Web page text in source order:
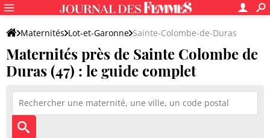
Maternités Lot-et-Garonne Sainte-Colombe-de-Duras
Maternités près de Sainte Colombe de
Duras (47) : le guide complet